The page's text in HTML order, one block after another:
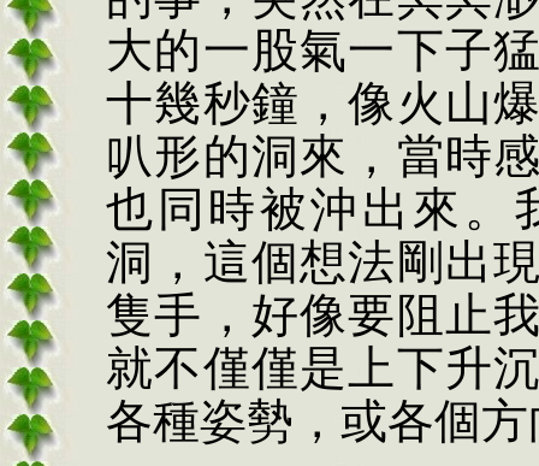
大的一股氣一下子
十幾秒鐘，像火山
叭形的洞來，當時
也同時被沖出來。
洞，這個想法剛出
隻手，好像要阻止
就不僅僅是上下升
各種姿勢，或各個